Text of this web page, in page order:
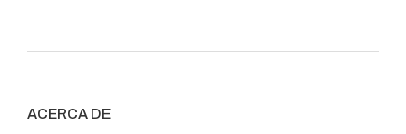
ACERCA DE